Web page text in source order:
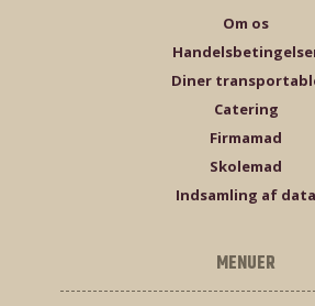
Om os
Diner
Catering
Firmamad
Skolemad
Indsamling af data
MENUER